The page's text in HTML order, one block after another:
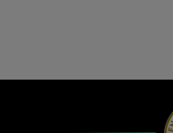
Hírek